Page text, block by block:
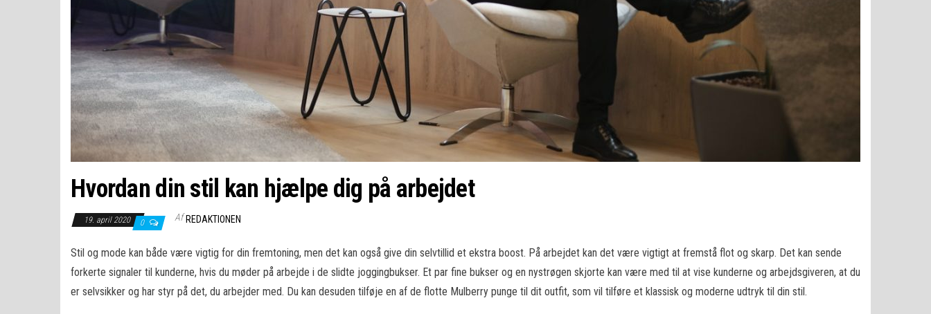
Hvordan din stil kan hjælpe dig på arbejdet
19. april 2020 0 Af REDAKTIONEN
Stil og mode kan både være vigtig for din fremtoning, men det kan også give din selvtillid et ekstra boost. På arbejdet kan det være vigtigt at fremstå flot og skarp. Det kan sende
forkerte signaler til kunderne, hvis du møder på arbejde i de slidte joggingbukser. Et par fine bukser og en nystrøgen skjorte kan være med til at vise kunderne og arbejdsgiveren, at du
er selvsikker og har styr på det, du arbejder med. Du kan desuden tilføje en af de flotte Mulberry punge til dit outfit, som vil tilføre et klassisk og moderne udtryk til din stil.